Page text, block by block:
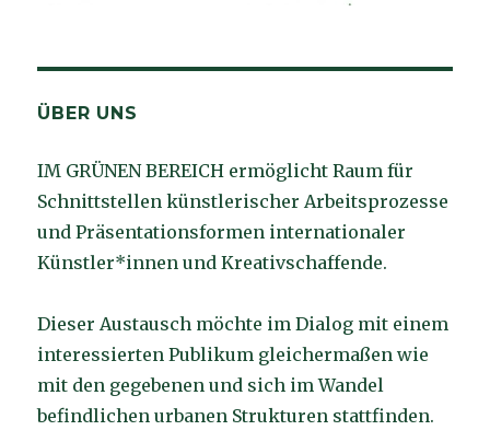
ÜBER UNS
IM GRÜNEN BEREICH ermöglicht Raum für
Schnittstellen künstlerischer Arbeitsprozesse
und Präsentationsformen internationaler
Künstler*innen und Kreativschaffende.
Dieser Austausch möchte im Dialog mit einem
interessierten Publikum gleichermaßen wie
mit den gegebenen und sich im Wandel
befindlichen urbanen Strukturen stattfinden.